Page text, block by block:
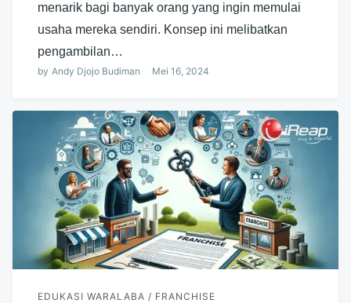
menarik bagi banyak orang yang ingin memulai
usaha mereka sendiri. Konsep ini melibatkan
pengambilan…
by Andy Djojo Budiman Mei 16, 2024
EDUKASI WARALABA / FRANCHISE